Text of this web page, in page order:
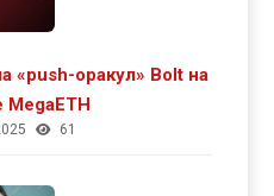
«push-оракул» Bolt на
MegaETH
61